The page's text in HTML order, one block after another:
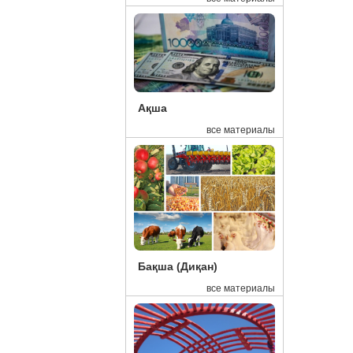
Ақша
все материалы
Бақша (Диқан)
все материалы